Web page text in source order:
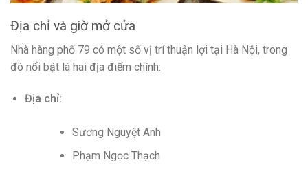
Địa chỉ và giờ mở cửa
Nhà hàng phố 79 có một số vị trí thuận lợi tại Hà Nội, trong
đó nổi bật là hai địa điểm chính:
Địa chỉ:
Sương Nguyệt Anh
Phạm Ngọc Thạch